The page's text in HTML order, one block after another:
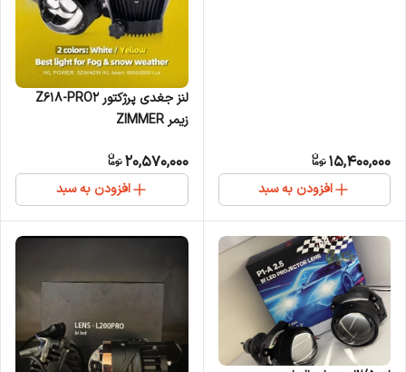
15,400,000
افزودن به سبد
لنز جغدی پرژکتور Z618-PRO2
زیمر ZIMMER
20,570,000
افزودن به سبد